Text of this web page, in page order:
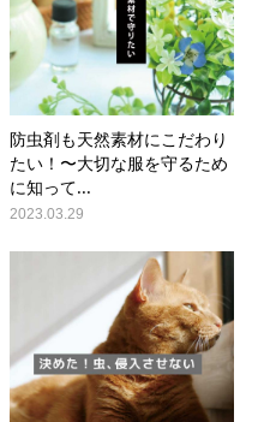
防虫剤も天然素材にこだわり
たい！〜大切な服を守るため
に知って...
2023.03.29